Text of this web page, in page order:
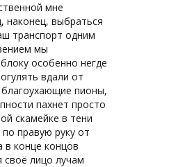
мне
наконец, выбраться
транспорт одним
мы
особенно негде
вдали от
пионы,
пахнет просто
скамейке в тени
правую руку от
конце концов
своё лицо лучам